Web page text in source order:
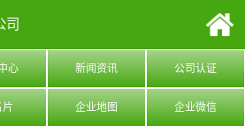
司
心 新闻资讯 公司认证
片 企业地图 企业微信